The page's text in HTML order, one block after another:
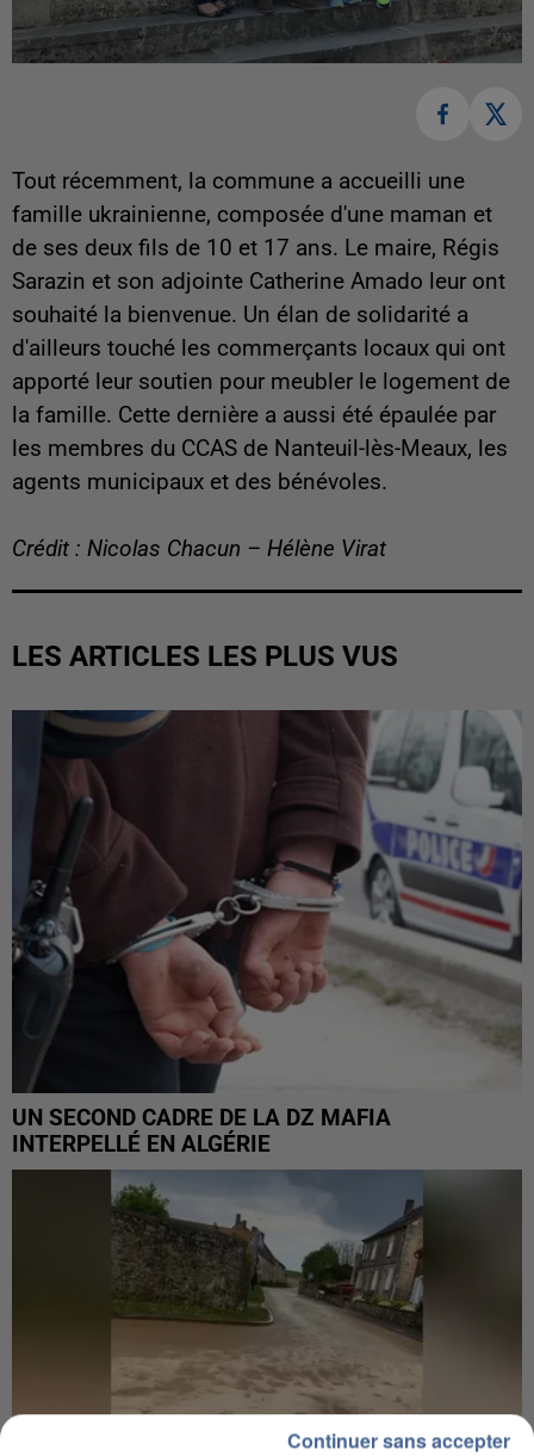
Tout récemment, la commune a accueilli une
famille ukrainienne, composée d'une maman et
de ses deux fils de 10 et 17 ans. Le maire, Régis
Sarazin et son adjointe Catherine Amado leur ont
souhaité la bienvenue. Un élan de solidarité a
d'ailleurs touché les commerçants locaux qui ont
apporté leur soutien pour meubler le logement de
la famille. Cette dernière a aussi été épaulée par
les membres du CCAS de Nanteuil-lès-Meaux, les
agents municipaux et des bénévoles.
Crédit : Nicolas Chacun – Hélène Virat
LES ARTICLES LES PLUS VUS
UN SECOND CADRE DE LA DZ MAFIA
INTERPELLÉ EN ALGÉRIE
Continuer sans accepter